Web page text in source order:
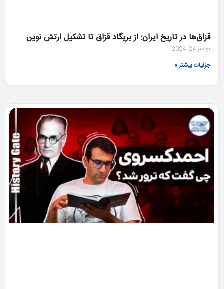
قزاق‌ها در تاریخ ایران: از بریگاد قزاق تا تشکیل ارتش نوین
نوامبر 24, 2024
جزئیات بیشتر »